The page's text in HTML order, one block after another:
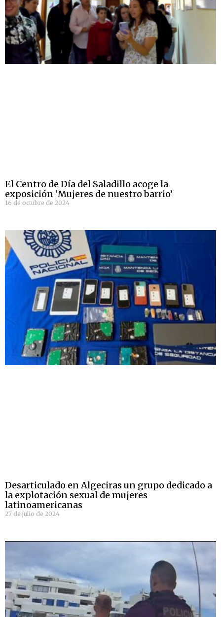
El Centro de Día del Saladillo acoge la
exposición ‘Mujeres de nuestro barrio’
16 de octubre de 2024
Desarticulado en Algeciras un grupo dedicado a
la explotación sexual de mujeres
latinoamericanas
27 de julio de 2024